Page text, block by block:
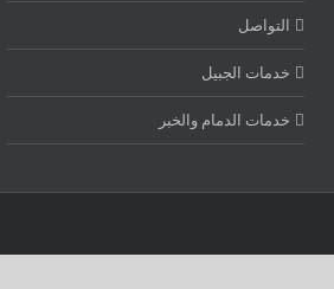
التواصل
خدمات الجبيل
خدمات الدمام والخبر